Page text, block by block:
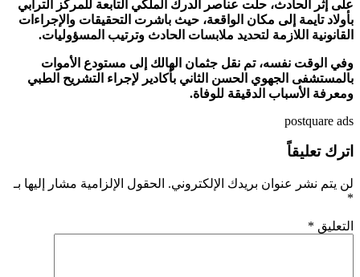
على إثر الحادث، حلت عناصر الدرك الملكي التابعة للمركز الترابي
بأولاد تايمة إلى مكان الواقعة، حيث باشرت التحقيقات والإجراءات
القانونية اللازمة لتحديد ملابسات الحادث وترتيب المسؤوليات.
وفي الوقت نفسه، تم نقل جثمان الهالك إلى مستودع الأموات
بالمستشفى الجهوي الحسن الثاني بأكادير لإجراء التشريح الطبي
ومعرفة الأسباب الدقيقة للوفاة.
postquare ads
اترك تعليقاً
لن يتم نشر عنوان بريدك الإلكتروني. الحقول الإلزامية مشار إليها بـ
*
التعليق *